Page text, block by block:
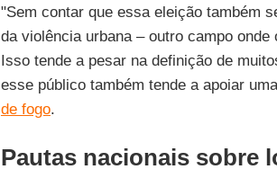
"Sem contar que essa eleição também
da violência urbana – outro campo onde
Isso tende a pesar na definição de
esse público também tende a apoiar
de fogo.
Pautas nacionais sobre